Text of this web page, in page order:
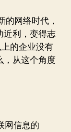
的网络时代，
近利，变得志
的企业没有
，从这个角度
网信息的